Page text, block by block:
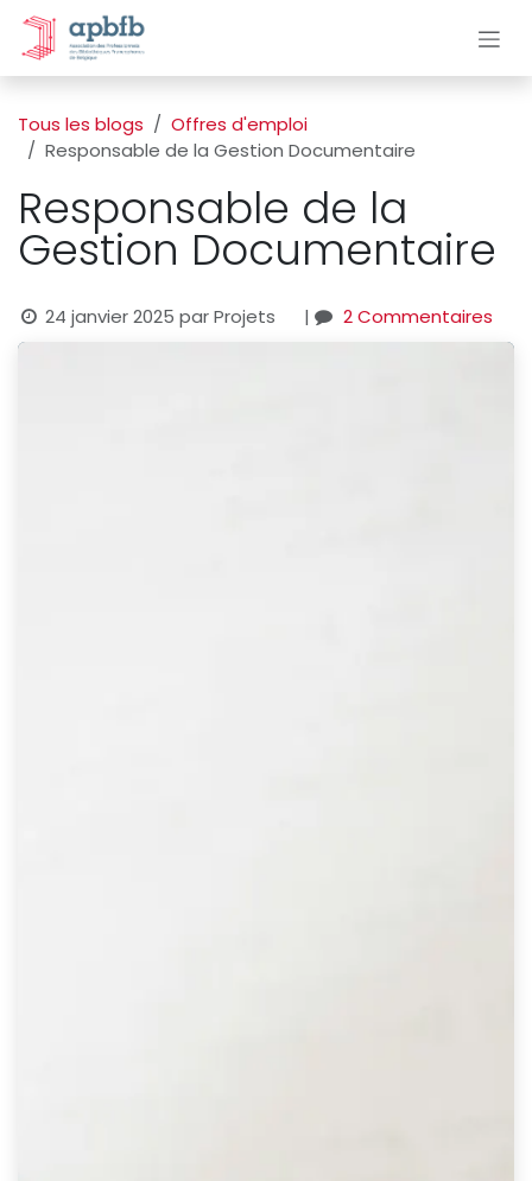
Se rendre au contenu
Tous les blogs
Offres d'emploi
Responsable de la Gestion Documentaire
Responsable de la
Gestion Documentaire
24 janvier 2025 parProjets | 2 Commentaires